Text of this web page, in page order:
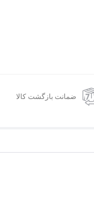
ضمانت بازگشت کالا